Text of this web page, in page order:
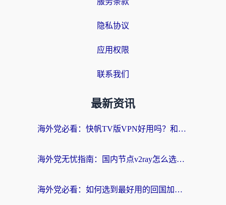
隐私协议
应用权限
联系我们
最新资讯
海外党必看：快帆TV版VPN好用吗？和快游VPN对比哪个回国效果更好？附实用避坑指南
海外党无忧指南：国内节点v2ray怎么选？一键回国VPN+多场景实测帮你避坑
海外党必看：如何选到最好用的回国加速器？从节点到售后的全维度指南